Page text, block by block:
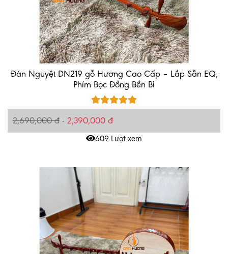
Đàn Nguyệt DN219 gỗ Hương Cao Cấp – Lắp Sẵn EQ,
Phím Bọc Đồng Bền Bỉ
2,690,000 đ - 2,390,000 đ
609 Lượt xem